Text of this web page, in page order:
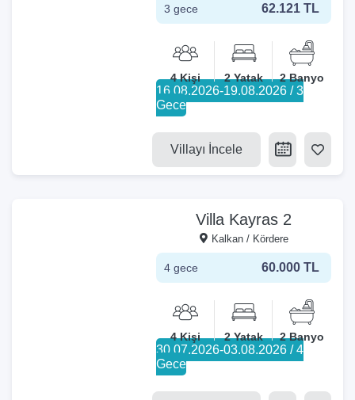
3 gece 62.121 TL
4 Kişi 2 Yatak 2 Banyo
16.08.2026-19.08.2026 / 3
Gece
Villayı İncele
Villa Kayras 2
Kalkan / Kördere
4 gece 60.000 TL
4 Kişi 2 Yatak 2 Banyo
30.07.2026-03.08.2026 / 4
Gece